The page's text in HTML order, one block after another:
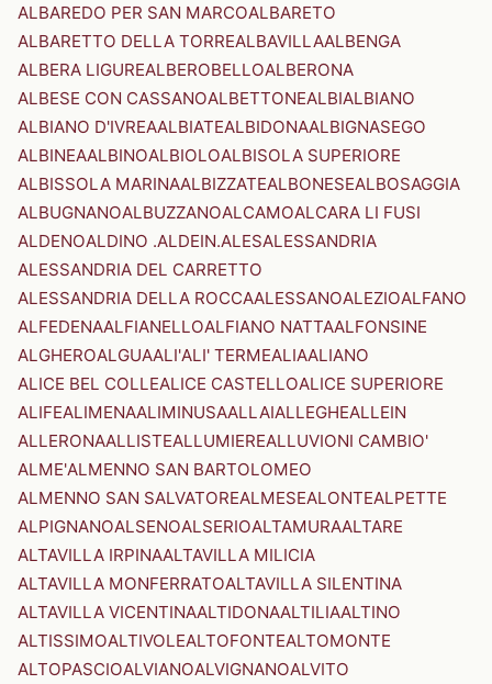
ALBAREDO PER SAN MARCOALBARETO
ALBARETTO DELLA TORREALBAVILLAALBENGA
ALBERA LIGUREALBEROBELLOALBERONA
ALBESE CON CASSANOALBETTONEALBIALBIANO
ALBIANO D'IVREAALBIATEALBIDONAALBIGNASEGO
ALBINEAALBINOALBIOLOALBISOLA SUPERIORE
ALBISSOLA MARINAALBIZZATEALBONESEALBOSAGGIA
ALBUGNANOALBUZZANOALCAMOALCARA LI FUSI
ALDENOALDINO .ALDEIN.ALESALESSANDRIA
ALESSANDRIA DEL CARRETTO
ALESSANDRIA DELLA ROCCAALESSANOALEZIOALFANO
ALFEDENAALFIANELLOALFIANO NATTAALFONSINE
ALGHEROALGUAALI'ALI' TERMEALIAALIANO
ALICE BEL COLLEALICE CASTELLOALICE SUPERIORE
ALIFEALIMENAALIMINUSAALLAIALLEGHEALLEIN
ALLERONAALLISTEALLUMIEREALLUVIONI CAMBIO'
ALME'ALMENNO SAN BARTOLOMEO
ALMENNO SAN SALVATOREALMESEALONTEALPETTE
ALPIGNANOALSENOALSERIOALTAMURAALTARE
ALTAVILLA IRPINAALTAVILLA MILICIA
ALTAVILLA MONFERRATOALTAVILLA SILENTINA
ALTAVILLA VICENTINAALTIDONAALTILIAALTINO
ALTISSIMOALTIVOLEALTOFONTEALTOMONTE
ALTOPASCIOALVIANOALVIGNANOALVITO